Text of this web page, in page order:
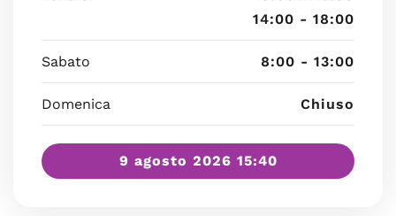
14:00 - 18:00
Sabato 8:00 - 13:00
Domenica Chiuso
9 agosto 2026 15:40